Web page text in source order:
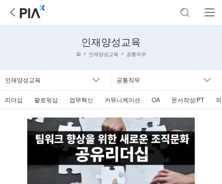
인재양성교육
인재양성교육 공통직무
인재양성교육 공통직무
리더십 팔로워십 업무혁신 커뮤니케이션 OA 문서작성/PT